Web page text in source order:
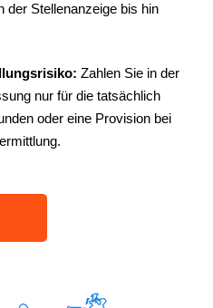
der Stellenanzeige bis hin
Zahlen Sie in der
nur für die tatsächlich
oder eine Provision bei